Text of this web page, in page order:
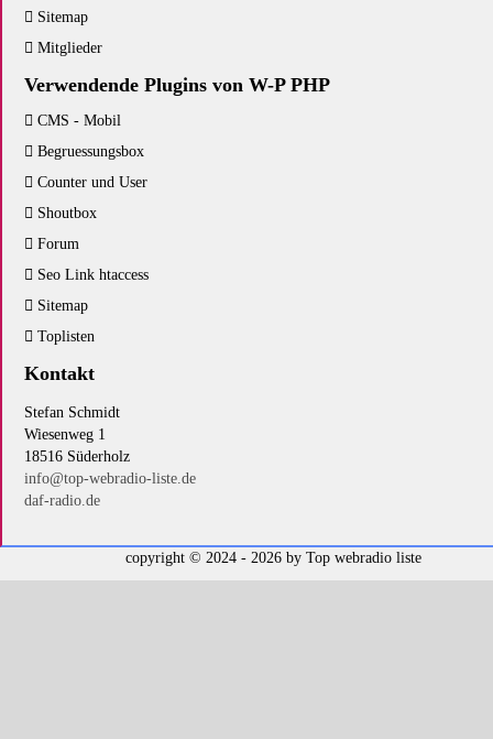
Sitemap
Mitglieder
Verwendende Plugins von W-P PHP
CMS - Mobil
Begruessungsbox
Counter und User
Shoutbox
Forum
Seo Link htaccess
Sitemap
Toplisten
Kontakt
Stefan Schmidt
Wiesenweg 1
18516 Süderholz
info@top-webradio-liste.de
daf-radio.de
copyright © 2024 - 2026 by Top webradio liste